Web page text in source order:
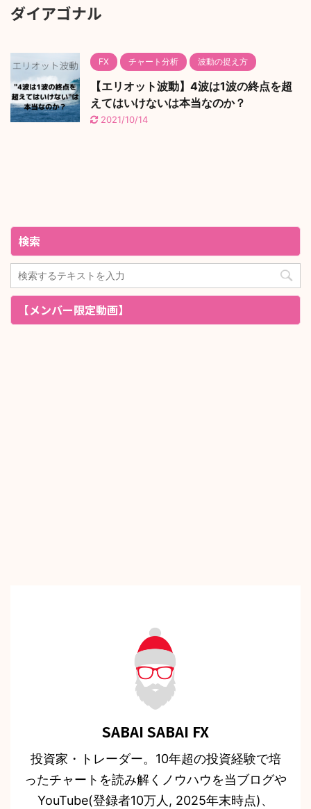
ダイアゴナル
FX チャート分析 波動の捉え方
【エリオット波動】4波は1波の終点を超
えてはいけないは本当なのか？
2021/10/14
検索
【メンバー限定動画】
SABAI SABAI FX
投資家・トレーダー。10年超の投資経験で培
ったチャートを読み解くノウハウを当ブログや
YouTube(登録者10万人, 2025年末時点)、